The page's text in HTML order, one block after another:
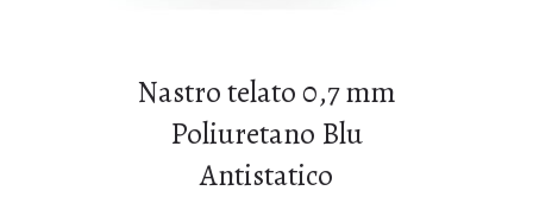
Nastro telato 0,7 mm
Poliuretano Blu
Antistatico